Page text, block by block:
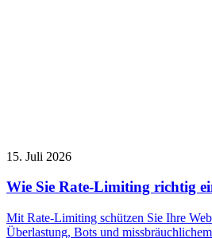
15. Juli 2026
Wie Sie Rate-Limiting richtig
Mit Rate-Limiting schützen Sie Ihre
Überlastung, Bots und